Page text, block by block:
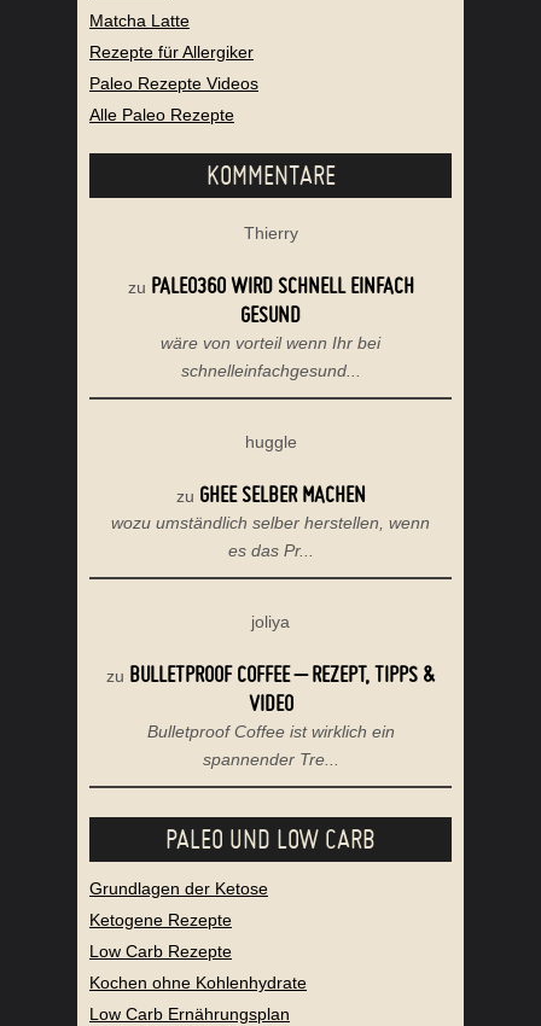
Matcha Latte
Rezepte für Allergiker
Paleo Rezepte Videos
Alle Paleo Rezepte
KOMMENTARE
Thierry
zu PALEO360 WIRD SCHNELL EINFACH
GESUND
wäre von vorteil wenn Ihr bei
schnelleinfachgesund...
huggle
zu GHEE SELBER MACHEN
wozu umständlich selber herstellen, wenn
es das Pr...
joliya
zu BULLETPROOF COFFEE – REZEPT, TIPPS &
VIDEO
Bulletproof Coffee ist wirklich ein
spannender Tre...
PALEO UND LOW CARB
Grundlagen der Ketose
Ketogene Rezepte
Low Carb Rezepte
Kochen ohne Kohlenhydrate
Low Carb Ernährungsplan